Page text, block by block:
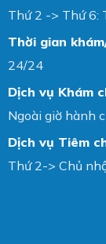
Thứ 2 -> Thứ 6:
Thời gian
24/24
Dịch vụ Khám
Ngoài giờ hành
Dịch vụ Tiêm
Thứ 2-> Chủ